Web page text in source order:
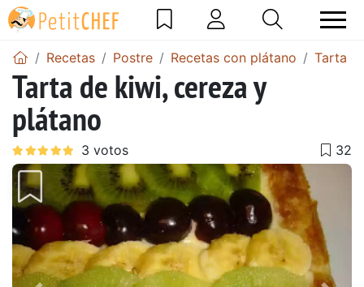
Recetas Postre Recetas con plátano Tarta
Tarta de kiwi, cereza y
plátano